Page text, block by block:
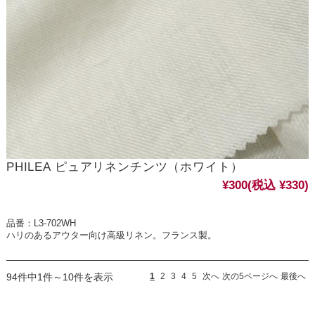
PHILEA ピュアリネンチンツ（ホワイト）
¥300(税込 ¥330)
品番：L3-702WH
ハリのあるアウター向け高級リネン。フランス製。
94件中1件～10件を表示 1 2 3 4 5 次へ 次の5ページへ 最後へ